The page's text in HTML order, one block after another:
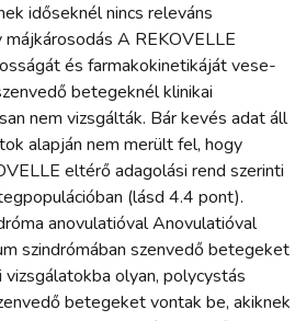
időseknél nincs releváns
A REKOVELLE
és farmakokinetikáját vese-
betegeknél klinikai
nem vizsgálták. Bár kevés adat áll
alapján nem merült fel, hogy
eltérő adagolási rend szerinti
(lásd 4.4 pont).
anovulatióval Anovulatióval
szindrómában szenvedő betegeket
olyan, polycystás
betegeket vontak be, akiknek